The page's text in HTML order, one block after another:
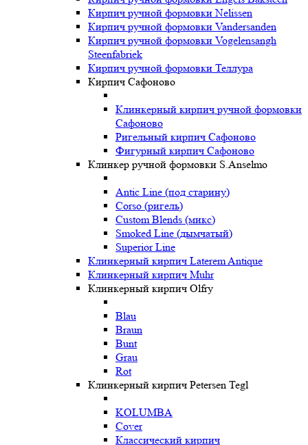
Кирпич ручной формовки Nelissen
Кирпич ручной формовки Vandersanden
Кирпич ручной формовки Vogelensangh
Steenfabriek
Кирпич ручной формовки Теллура
Кирпич Сафоново
Клинкерный кирпич ручной формовки
Сафоново
Ригельный кирпич Сафоново
Фигурный кирпич Сафоново
Клинкер ручной формовки S.Anselmo
Antic Line (под старину)
Corso (ригель)
Custom Blends (микс)
Smoked Line (дымчатый)
Superior Line
Клинкерный кирпич Laterem Antique
Клинкерный кирпич Muhr
Клинкерный кирпич Olfry
Blau
Braun
Bunt
Grau
Rot
Клинкерный кирпич Petersen Tegl
KOLUMBA
Cover
Классический кирпич